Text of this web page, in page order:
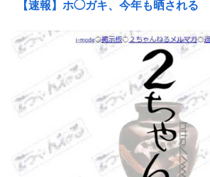
【速報】ホ◯ガキ、今年も晒される